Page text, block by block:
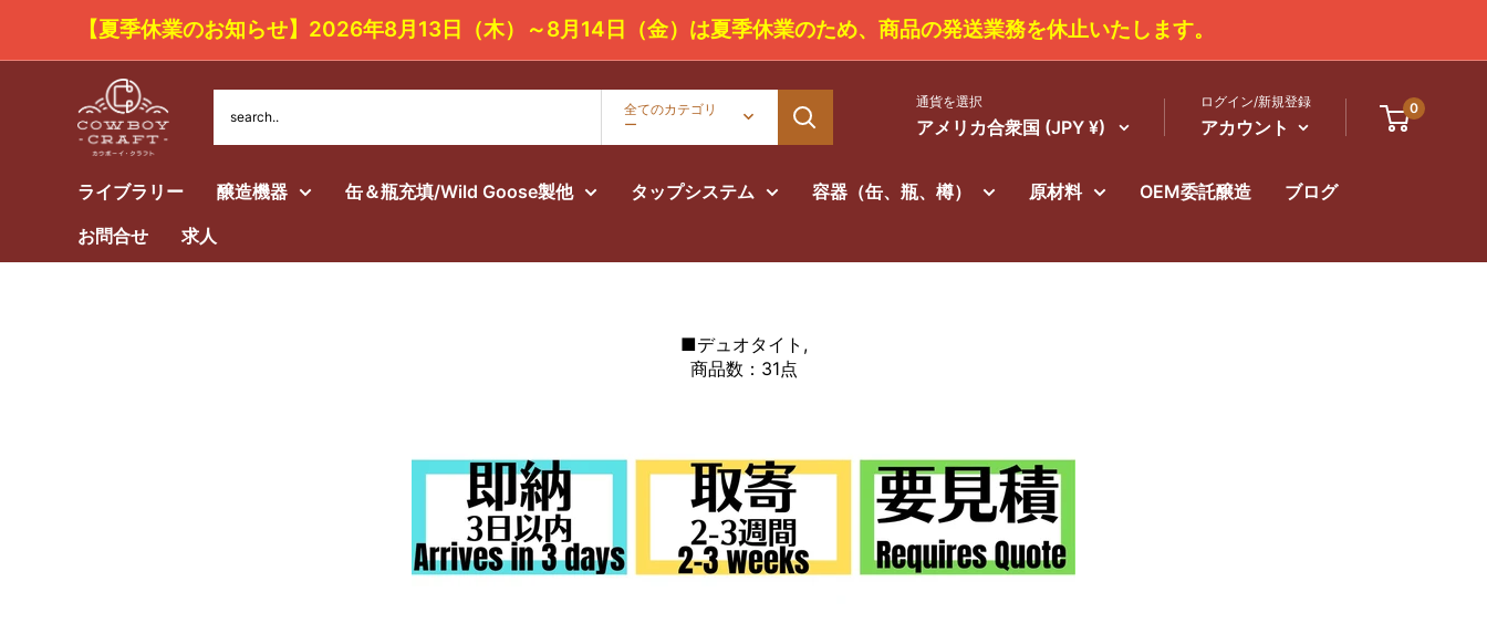
キ
【夏季休業のお知らせ】2026年8月13日（木）～8月14日（金）は夏季休業のため、商品の発送業務を休止いたします。
Cowboy
Craft
全てのカテゴリ
ー
通貨を選択
アメリカ合衆国 (JPY ¥)
ログイン/新規登録
アカウント
0
ライブラリー 醸造機器 缶＆瓶充填/Wild Goose製他 タップシステム 容器（缶、瓶、樽） 原材料 OEM委託醸造
ブログ
お問合せ
求人
■デュオタイト
商品数：31点